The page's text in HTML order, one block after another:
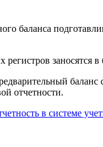
баланса
регистров
баланс
отчетности.
в системе